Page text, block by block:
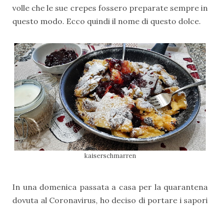
volle che le sue crepes fossero preparate sempre in
questo modo. Ecco quindi il nome di questo dolce.
kaiserschmarren
In una domenica passata a casa per la quarantena
dovuta al Coronavirus, ho deciso di portare i sapori